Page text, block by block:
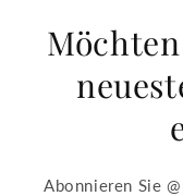
Abonnieren Sie